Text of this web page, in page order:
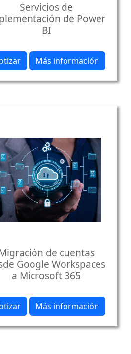
Servicios de
de Power
BI
Más información
Migración de cuentas
Google Workspaces
a Microsoft 365
Más información